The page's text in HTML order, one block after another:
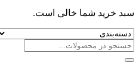
سبد خرید شما خالی است.